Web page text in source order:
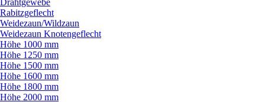
Drahtgewebe
Rabitzgeflecht
Weidezaun/Wildzaun
Weidezaun Knotengeflecht
Höhe 1000 mm
Höhe 1250 mm
Höhe 1500 mm
Höhe 1600 mm
Höhe 1800 mm
Höhe 2000 mm